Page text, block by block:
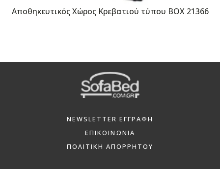
Αποθηκευτικός Χώρος Κρεβατιού τύπου BOX 21366
NEWSLETTER ΕΓΓΡΑΦΗ
ΕΠΙΚΟΙΝΩΝΙΑ
ΠΟΛΙΤΙΚΗ ΑΠΟΡΡΗΤΟΥ